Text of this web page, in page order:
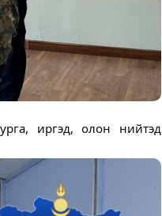
иргэд, олон нийтэд